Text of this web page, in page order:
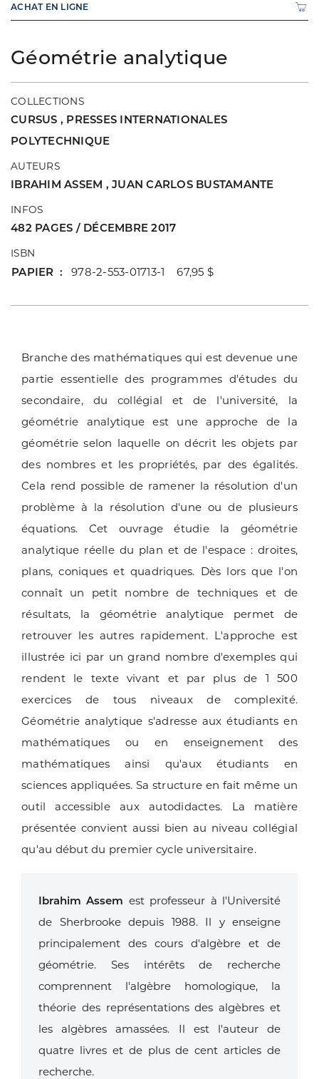
Géométrie analytique
COLLECTIONS
CURSUS , PRESSES INTERNATIONALES
POLYTECHNIQUE
AUTEURS
IBRAHIM ASSEM , JUAN CARLOS BUSTAMANTE
INFOS
482 PAGES / DÉCEMBRE 2017
ISBN
PAPIER 978-2-553-01713-1 67,95 $
Branche des mathématiques qui est devenue une
partie essentielle des programmes d'études du
secondaire, du collégial et de l'université, la
géométrie analytique est une approche de la
géométrie selon laquelle on décrit les objets par
des nombres et les propriétés, par des égalités.
Cela rend possible de ramener la résolution d'un
problème à la résolution d'une ou de plusieurs
équations. Cet ouvrage étudie la géométrie
analytique réelle du plan et de l'espace : droites,
plans, coniques et quadriques. Dès lors que l'on
connaît un petit nombre de techniques et de
résultats, la géométrie analytique permet de
retrouver les autres rapidement. L'approche est
illustrée ici par un grand nombre d'exemples qui
rendent le texte vivant et par plus de 1 500
exercices de tous niveaux de complexité.
Géométrie analytique s'adresse aux étudiants en
mathématiques ou en enseignement des
mathématiques ainsi qu'aux étudiants en
sciences appliquées. Sa structure en fait même un
outil accessible aux autodidactes. La matière
présentée convient aussi bien au niveau collégial
qu'au début du premier cycle universitaire.
Ibrahim Assem est professeur à l'Université
de Sherbrooke depuis 1988. Il y enseigne
principalement des cours d'algèbre et de
géométrie. Ses intérêts de recherche
comprennent l'algèbre homologique, la
théorie des représentations des algèbres et
les algèbres amassées. Il est l'auteur de
quatre livres et de plus de cent articles de
recherche.
ACHAT EN LIGNE